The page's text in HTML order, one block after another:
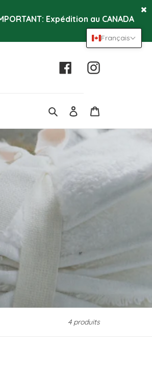
Expédition au CANADA
FacebookInstagram
4 produits
Français